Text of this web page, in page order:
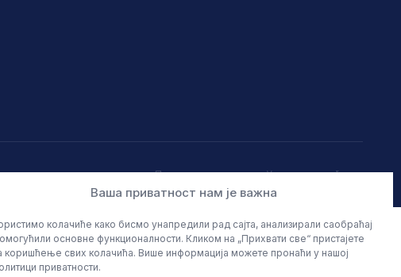
Ваша приватност нам је важна
колачиће како бисмо унапредили рад сајта, анализирали саобраћај
основне функционалности. Кликом на „Прихвати све“ пристајете
коришћење свих колачића. Више информација можете пронаћи у нашој
приватности.
Политика приватностиУслови коришћења